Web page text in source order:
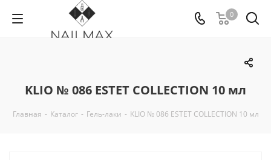
0
KLIO № 086 ESTET COLLECTION 10 мл
Главная - Каталог - Гель-лаки - KLIO № 086 ESTET COLLECTION 10 мл